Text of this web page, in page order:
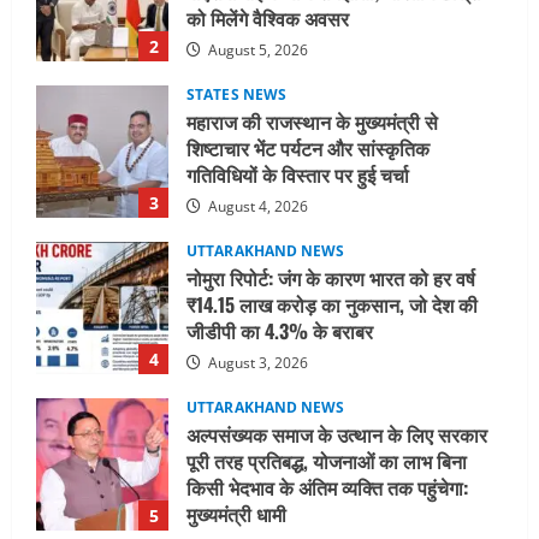
2
को मिलेंगे वैश्विक अवसर
August 5, 2026
3
STATES NEWS
महाराज की राजस्थान के मुख्यमंत्री से
शिष्टाचार भेंट पर्यटन और सांस्कृतिक
गतिविधियों के विस्तार पर हुई चर्चा
August 4, 2026
4
UTTARAKHAND NEWS
नोमुरा रिपोर्ट: जंग के कारण भारत को हर वर्ष
₹14.15 लाख करोड़ का नुकसान, जो देश की
जीडीपी का 4.3% के बराबर
August 3, 2026
5
UTTARAKHAND NEWS
अल्पसंख्यक समाज के उत्थान के लिए सरकार
पूरी तरह प्रतिबद्ध, योजनाओं का लाभ बिना
किसी भेदभाव के अंतिम व्यक्ति तक पहुंचेगा:
मुख्यमंत्री धामी